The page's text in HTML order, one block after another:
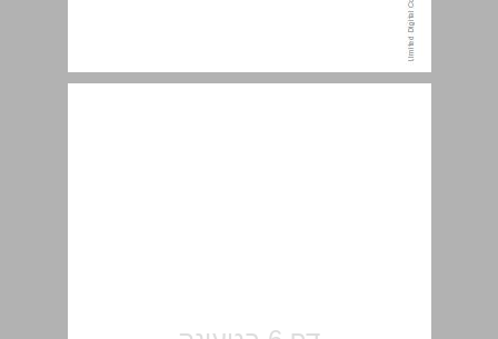
תוכן העניינים ... 5